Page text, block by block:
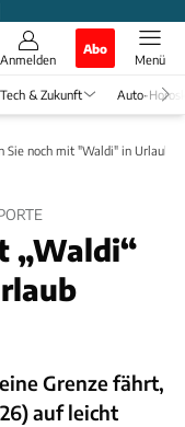
Anmelden
Abo
Menü
Tech & Zukunft Auto-
Sie noch mit "Waldi" in Urlaub
„Waldi“
Grenze fährt,
auf leicht